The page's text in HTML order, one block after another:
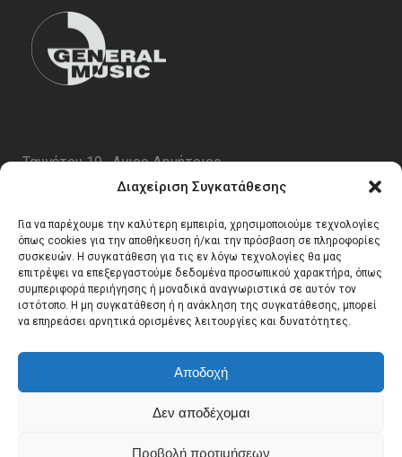
Διαχείριση Συγκατάθεσης
Για να παρέχουμε την καλύτερη εμπειρία, χρησιμοποιούμε τεχνολογίες
όπως cookies για την αποθήκευση ή/και την πρόσβαση σε πληροφορίες
συσκευών. Η συγκατάθεση για τις εν λόγω τεχνολογίες θα μας
επιτρέψει να επεξεργαστούμε δεδομένα προσωπικού χαρακτήρα, όπως
συμπεριφορά περιήγησης ή μοναδικά αναγνωριστικά σε αυτόν τον
ιστότοπο. Η μη συγκατάθεση ή η ανάκληση της συγκατάθεσης, μπορεί
να επηρεάσει αρνητικά ορισμένες λειτουργίες και δυνατότητες.
Αποδοχή
Δεν αποδέχομαι
Προβολή προτιμήσεων
Ταυγέτου 19 , Αγιος Δημήτριος
email:info@generalmusic.gr
Ωρες Λειτουργίας:
Δευτέρα – Παρασκευή 10:00 – 17:00